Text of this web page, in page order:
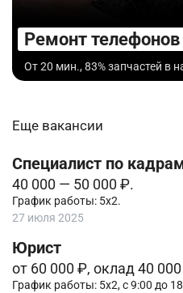
Ремонт
От 20 мин., 83% запчастей в
Еще вакансии
Специалист по
40 000 — 50 000 ₽.
График работы: 5х2.
27 июля 2025
Юрист
от 60 000 ₽, оклад 40
График работы: 5х2, с 9:00 до